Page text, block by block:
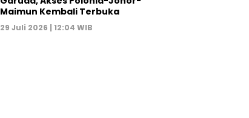
Maimun Kembali Terbuka
29 Juli 2026 | 12:04 WIB